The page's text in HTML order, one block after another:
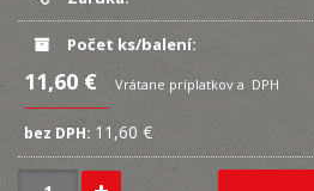
Počet ks/balení:
11,60 € Vrátane príplatkov a DPH
bez DPH: 11,60 €